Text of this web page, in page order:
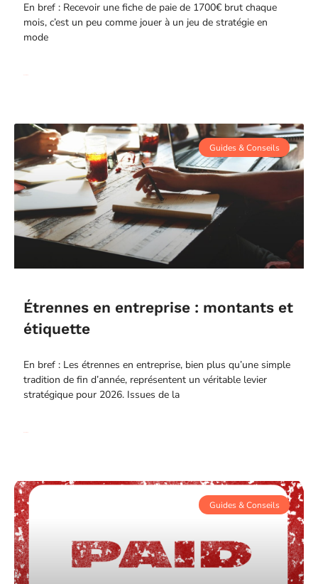
En bref : Recevoir une fiche de paie de 1700€ brut chaque
mois, c’est un peu comme jouer à un jeu de stratégie en
mode
Guides & Conseils
Étrennes en entreprise : montants et
étiquette
En bref : Les étrennes en entreprise, bien plus qu’une simple
tradition de fin d’année, représentent un véritable levier
stratégique pour 2026. Issues de la
Guides & Conseils